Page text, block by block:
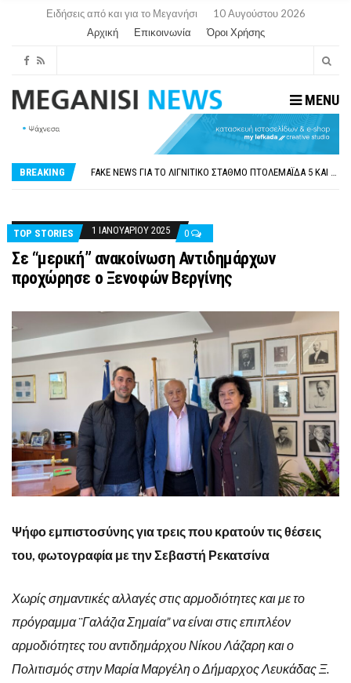
Ειδήσεις από και για το Μεγανήσι
10 Αυγούστου 2026
Αρχική
Επικοινωνία Όροι Χρήσης
MENU
BREAKING
ΠΑΡΑΙΤΉΘΗΚΕ Η ΑΝΤΙΔΉΜΑΡΧΟΣ ΠΟΛΙΤΙΣΜΟΎ ΜΕΓΑΝΗΣΊΟΥ Κ . ΕΥΑΓΓΕΛΊΑ ΜΕΛΆ. Η ΕΠΙΣΤΟΛΉ ΤΗΣ ΠΑΡΑΊΤΗΣΗΣ
FAKE NEWS ΓΙΑ ΤΟ ΛΙΓΝΙΤΙΚΌ ΣΤΑΘΜΌ ΠΤΟΛΕΜΑΪ́ΔΑ 5 ΚΑΙ ΤΗΝ ΕΝΕΡΓΕΙΑΚΉ ΑΣΦΆΛΕΙΑ ΤΗΣ ΧΏΡΑΣ
TOP STORIES
1 ΙΑΝΟΥΑΡΊΟΥ 2025 0
Σε “μερική” ανακοίνωση Αντιδημάρχων
προχώρησε ο Ξενοφών Βεργίνης
Ψήφο εμπιστοσύνης για τρεις που κρατούν τις θέσεις
του, φωτογραφία με την Σεβαστή Ρεκατσίνα
Χωρίς σημαντικές αλλαγές στις αρμοδιότητες και με το
πρόγραμμα ¨Γαλάζια Σημαία” να είναι στις επιπλέον
αρμοδιότητες του αντιδημάρχου Νίκου Λάζαρη και ο
Πολιτισμός στην Μαρία Μαργέλη ο Δήμαρχος Λευκάδας Ξ.